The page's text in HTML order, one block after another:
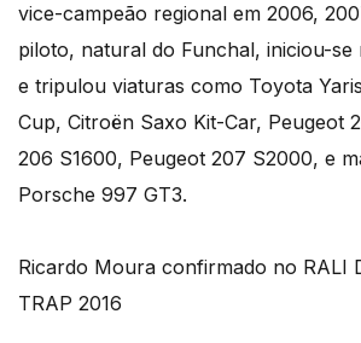
vice-campeão regional em 2006,
piloto, natural do Funchal, iniciou-se
e tripulou viaturas como Toyota
Cup, Citroën Saxo Kit-Car, Peugeot
206 S1600, Peugeot 207 S2000, e
Porsche 997 GT3.
Ricardo Moura confirmado no RALI
TRAP 2016